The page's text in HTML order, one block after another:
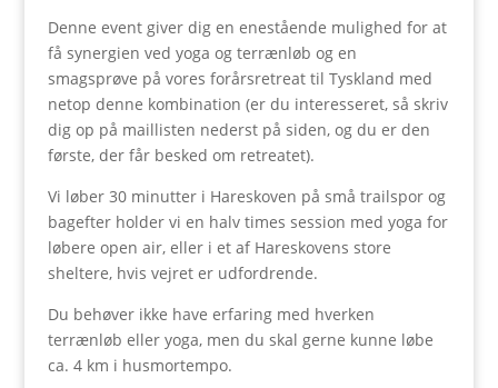
Denne event giver dig en enestående mulighed for at
få synergien ved yoga og terrænløb og en
smagsprøve på vores forårsretreat til Tyskland med
netop denne kombination (er du interesseret, så skriv
dig op på maillisten nederst på siden, og du er den
første, der får besked om retreatet).
Vi løber 30 minutter i Hareskoven på små trailspor og
bagefter holder vi en halv times session med yoga for
løbere open air, eller i et af Hareskovens store
sheltere, hvis vejret er udfordrende.
Du behøver ikke have erfaring med hverken
terrænløb eller yoga, men du skal gerne kunne løbe
ca. 4 km i husmortempo.